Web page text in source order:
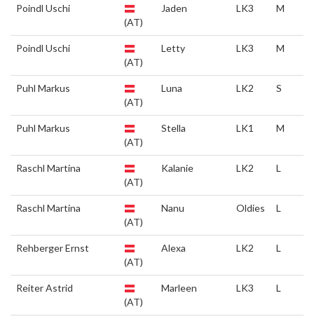
Poindl Uschi
(AT)
Jaden LK3 M
Poindl Uschi
(AT)
Letty LK3 M
Puhl Markus
(AT)
Luna LK2 S
Puhl Markus
(AT)
Stella LK1 M
Raschl Martina
(AT)
Kalanie LK2 L
Raschl Martina
(AT)
Nanu Oldies L
Rehberger Ernst
(AT)
Alexa LK2 L
Reiter Astrid
(AT)
Marleen LK3 L